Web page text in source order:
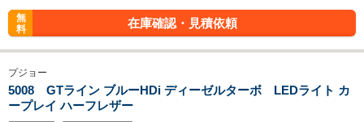
無
料
在庫確認・見積依頼
プジョー
5008 GTライン ブルーHDi ディーゼルターボ LEDライト カ
ープレイ ハーフレザー